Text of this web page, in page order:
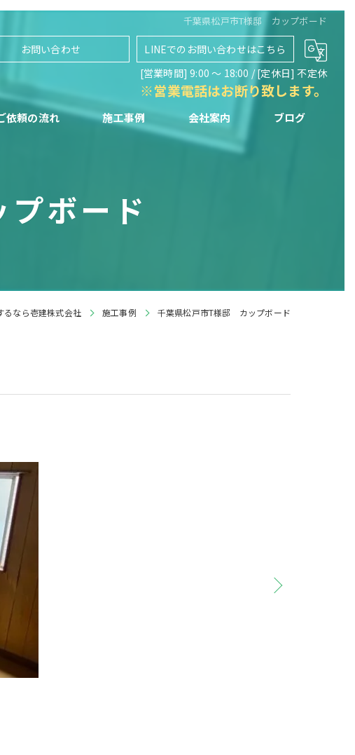
千葉県松戸市T様邸 カップボード
お問い合わせ
LINEでのお問い合わせはこちら
[営業時間] 9:00 〜 18:00 / [定休日] 不定休
※営業電話はお断り致します。
依頼の流れ 施工事例 会社案内 ブログ
ボード
るなら壱建株式会社 施工事例 千葉県松戸市T様邸 カップボード